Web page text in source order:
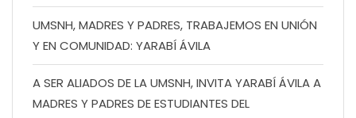
UMSNH, MADRES Y PADRES, TRABAJEMOS EN UNIÓN
Y EN COMUNIDAD: YARABÍ ÁVILA
A SER ALIADOS DE LA UMSNH, INVITA YARABÍ ÁVILA A
MADRES Y PADRES DE ESTUDIANTES DEL